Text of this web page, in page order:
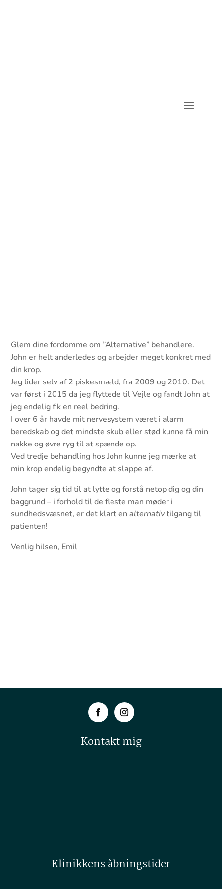
Glem dine fordomme om ”Alternative” behandlere.
John er helt anderledes og arbejder meget konkret med
din krop.
Jeg lider selv af 2 piskesmæld, fra 2009 og 2010. Det
var først i 2015 da jeg flyttede til Vejle og fandt John at
jeg endelig fik en reel bedring.
I over 6 år havde mit nervesystem været i alarm
beredskab og det mindste skub eller stød kunne få min
nakke og øvre ryg til at spænde op.
Ved tredje behandling hos John kunne jeg mærke at
min krop endelig begyndte at slappe af.
John tager sig tid til at lytte og forstå netop dig og din
baggrund – i forhold til de fleste man møder i
sundhedsvæsnet, er det klart enalternativtilgang til
patienten!
Venlig hilsen, Emil
Kontakt mig
Klinikkens åbningstider